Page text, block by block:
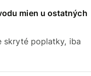
mien u ostatných
skryté poplatky, iba